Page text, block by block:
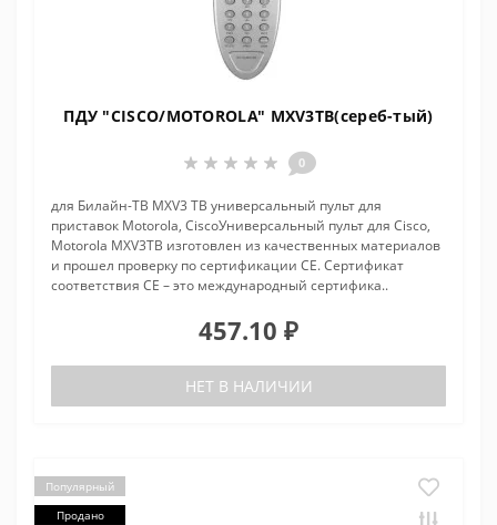
ПДУ "CISCO/MOTOROLA" MXV3ТВ(сереб-тый)
0
для Билайн-ТВ MXV3 ТВ универсальный пульт для
приставок Motorola, CiscoУниверсальный пульт для Cisco,
Motorola MXV3ТВ изготовлен из качественных материалов
и прошел проверку по сертификации CE. Сертификат
соответствия СЕ – это международный сертифика..
457.10 ₽
НЕТ В НАЛИЧИИ
Популярный
Продано